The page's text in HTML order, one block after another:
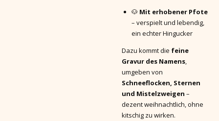
🐶 Mit erhobener Pfote
– verspielt und lebendig,
ein echter Hingucker
Dazu kommt die feine
Gravur des Namens,
umgeben von
Schneeflocken, Sternen
und Mistelzweigen –
dezent weihnachtlich, ohne
kitschig zu wirken.